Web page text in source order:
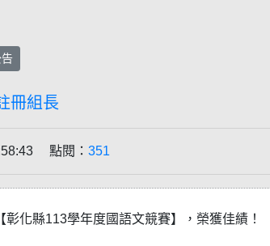
冊組長
點閱： 351
化縣113學年度國語文競賽】，榮獲佳績！